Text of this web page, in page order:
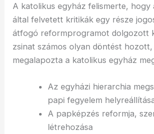
A katolikus egyház felismerte, hogy
által felvetett kritikák egy része
átfogó reformprogramot dolgozott
zsinat számos olyan döntést hozott,
megalapozta a katolikus egyház
Az egyházi hierarchia
papi fegyelem
A papképzés reformja,
létrehozása